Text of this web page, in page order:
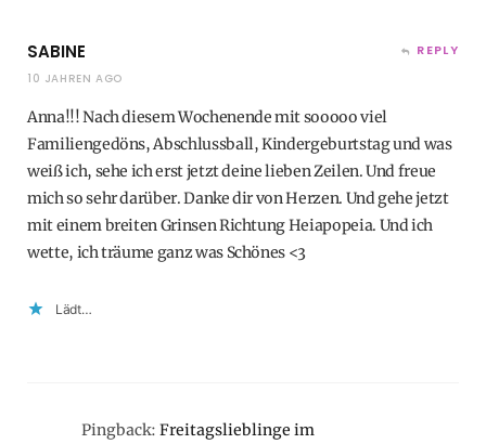
SABINE
10 JAHREN AGO
REPLY
Anna!!! Nach diesem Wochenende mit sooooo viel
Familiengedöns, Abschlussball, Kindergeburtstag und was
weiß ich, sehe ich erst jetzt deine lieben Zeilen. Und freue
mich so sehr darüber. Danke dir von Herzen. Und gehe jetzt
mit einem breiten Grinsen Richtung Heiapopeia. Und ich
wette, ich träume ganz was Schönes <3
Lädt…
Pingback: Freitagslieblinge im